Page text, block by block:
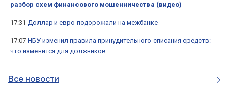
разбор схем финансового мошенничества (видео)
17:31 Доллар и евро подорожали на межбанке
17:07 НБУ изменил правила принудительного списания средств:
что изменится для должников
Все новости